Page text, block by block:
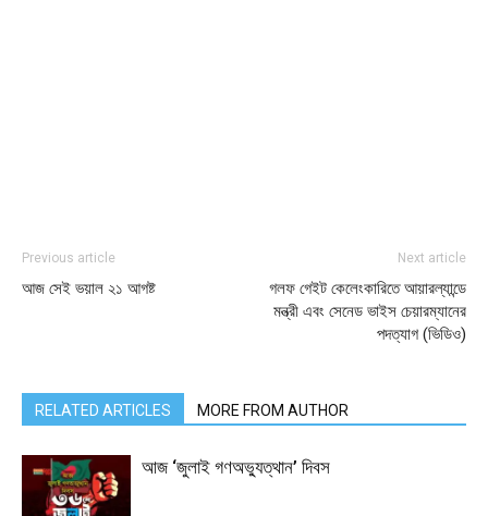
Previous article
আজ সেই ভয়াল ২১ আগষ্ট
Next article
গলফ গেইট কেলেংকারিতে আয়ারল্যান্ডে
মন্ত্রী এবং সেনেড ভাইস চেয়ারম্যানের
পদত্যাগ (ভিডিও)
RELATED ARTICLES MORE FROM AUTHOR
আজ ‘জুলাই গণঅভ্যুত্থান’ দিবস